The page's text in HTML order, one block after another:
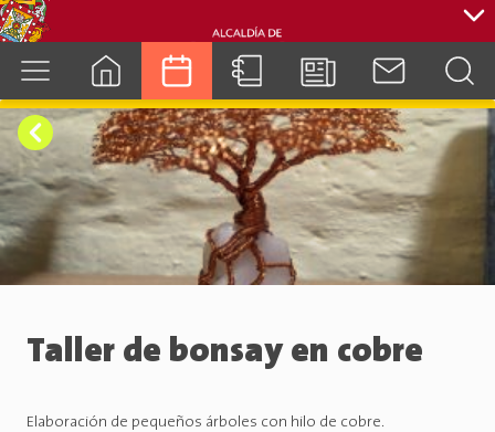
cuenca.gob.ec
Taller de bonsay en cobre
Elaboración de pequeños árboles con hilo de cobre.